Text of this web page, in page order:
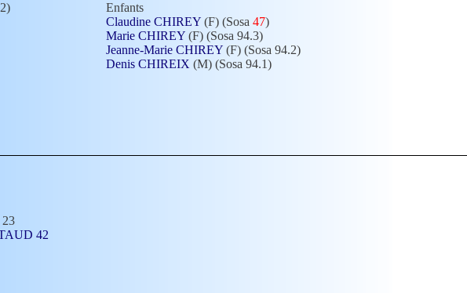
Enfants
Claudine CHIREY (F) (Sosa 47)
Marie CHIREY (F) (Sosa 94.3)
Jeanne-Marie CHIREY (F) (Sosa 94.2)
Denis CHIREIX (M) (Sosa 94.1)
42